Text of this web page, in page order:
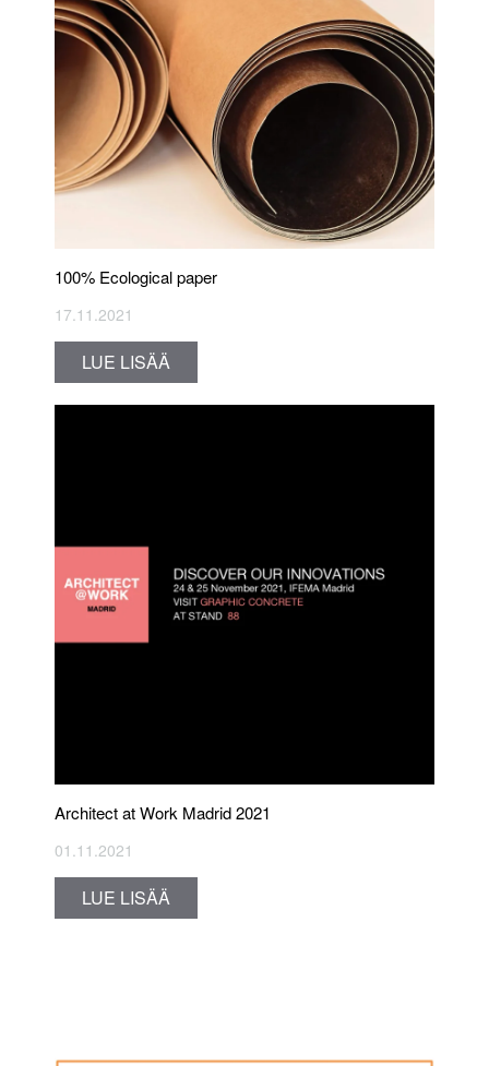
100% Ecological paper
17.11.2021
LUE LISÄÄ
Architect at Work Madrid 2021
01.11.2021
LUE LISÄÄ